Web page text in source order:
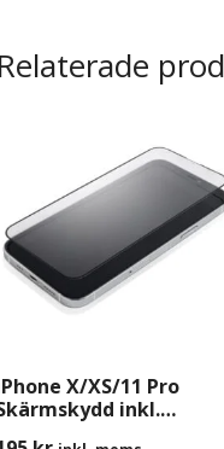
Relaterade
X/XS/11 Pro
inkl.